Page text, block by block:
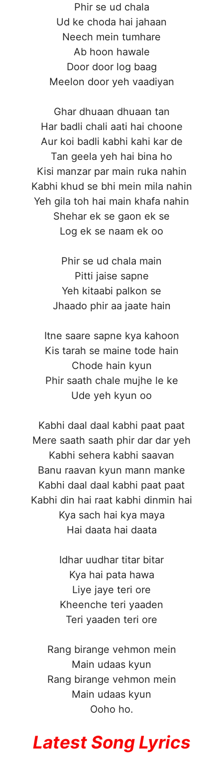
Phir se ud chala
Ud ke choda hai jahaan
Neech mein tumhare
Ab hoon hawale
Door door log baag
Meelon door yeh vaadiyan
Ghar dhuaan dhuaan tan
Har badli chali aati hai choone
Aur koi badli kabhi kahi kar de
Tan geela yeh hai bina ho
Kisi manzar par main ruka nahin
Kabhi khud se bhi mein mila nahin
Yeh gila toh hai main khafa nahin
Shehar ek se gaon ek se
Log ek se naam ek oo
Phir se ud chala main
Pitti jaise sapne
Yeh kitaabi palkon se
Jhaado phir aa jaate hain
Itne saare sapne kya kahoon
Kis tarah se maine tode hain
Chode hain kyun
Phir saath chale mujhe le ke
Ude yeh kyun oo
Kabhi daal daal kabhi paat paat
Mere saath saath phir dar dar yeh
Kabhi sehera kabhi saavan
Banu raavan kyun mann manke
Kabhi daal daal kabhi paat paat
Kabhi din hai raat kabhi dinmin hai
Kya sach hai kya maya
Hai daata hai daata
Idhar uudhar titar bitar
Kya hai pata hawa
Liye jaye teri ore
Kheenche teri yaaden
Teri yaaden teri ore
Rang birange vehmon mein
Main udaas kyun
Rang birange vehmon mein
Main udaas kyun
Ooho ho.
Latest Song Lyrics